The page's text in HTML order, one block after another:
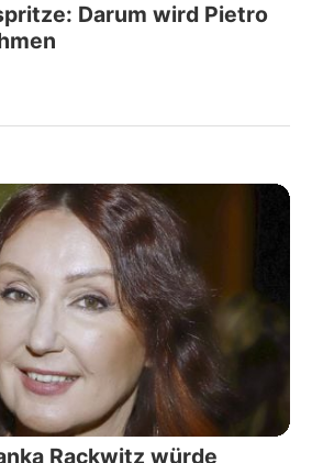
Darum wird Pietro
Rackwitz würde